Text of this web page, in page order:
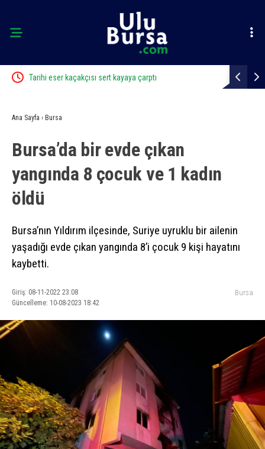
Tarihi eser kaçakçısı sert kayaya çarptı
Ana Sayfa › Bursa
Bursa’da bir evde çıkan
yangında 8 çocuk ve 1 kadın
öldü
Bursa’nın Yıldırım ilçesinde, Suriye uyruklu bir ailenin
yaşadığı evde çıkan yangında 8’i çocuk 9 kişi hayatını
kaybetti.
Giriş: 08-11-2022 23:08
Güncelleme: 10-08-2023 18:42
Bursa